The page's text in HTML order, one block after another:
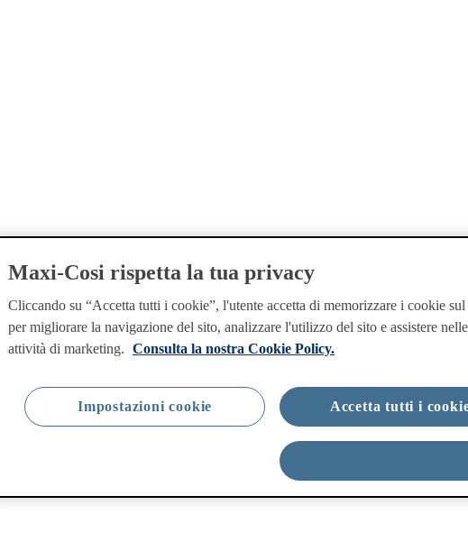
Maxi-Cosi rispetta la tua privacy
Cliccando su “Accetta tutti i cookie”, l'utente accetta di memorizzare i cookie
per migliorare la navigazione del sito, analizzare l'utilizzo del sito e assistere
attività di marketing. Consulta la nostra Cookie Policy.
Accetta tutti i
Impostazioni cookie